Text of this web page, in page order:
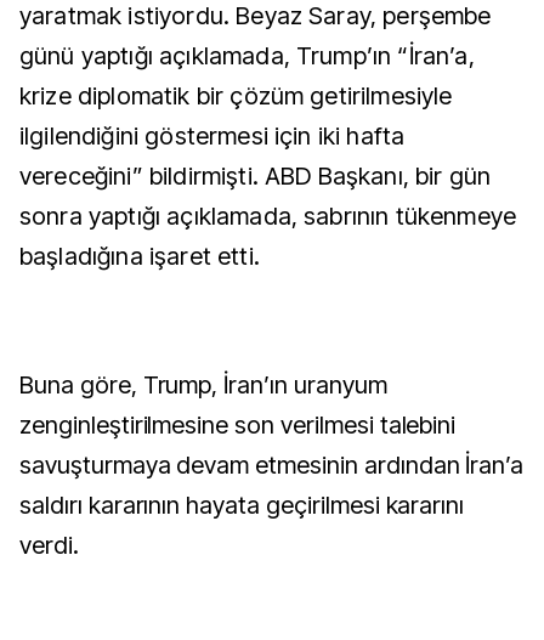
yaratmak istiyordu. Beyaz Saray, perşembe
günü yaptığı açıklamada, Trump’ın “İran’a,
krize diplomatik bir çözüm getirilmesiyle
ilgilendiğini göstermesi için iki hafta
vereceğini” bildirmişti. ABD Başkanı, bir gün
sonra yaptığı açıklamada, sabrının tükenmeye
başladığına işaret etti.
Buna göre, Trump, İran’ın uranyum
zenginleştirilmesine son verilmesi talebini
savuşturmaya devam etmesinin ardından İran’a
saldırı kararının hayata geçirilmesi kararını
verdi.